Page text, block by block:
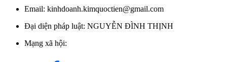
Email: kinhdoanh.kimquoctien@gmail.com
Đại diện pháp luật: NGUYỄN ĐÌNH THỊNH
Mạng xã hội: